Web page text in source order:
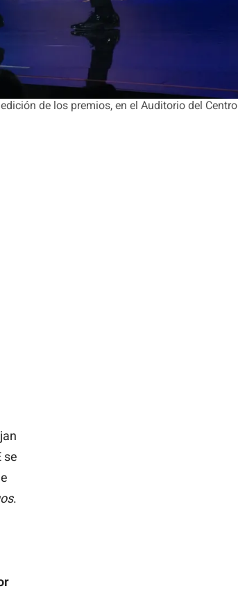
de los premios, en el Auditorio del Centro
se
.